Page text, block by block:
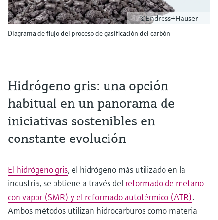
©Endress+Hauser
Diagrama de flujo del proceso de gasificación del carbón
Hidrógeno gris: una opción
habitual en un panorama de
iniciativas sostenibles en
constante evolución
El hidrógeno gris, el hidrógeno más utilizado en la
industria, se obtiene a través del reformado de metano
con vapor (SMR) y el reformado autotérmico (ATR).
Ambos métodos utilizan hidrocarburos como materia